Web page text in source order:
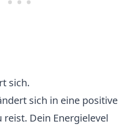
sich.
sich in eine positive
reist. Dein Energielevel